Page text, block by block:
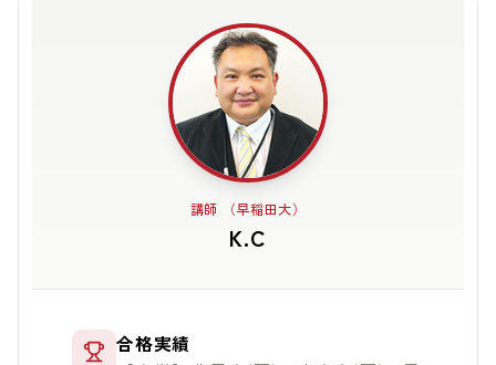
講師 （早稲田大）
K.C
合格実績